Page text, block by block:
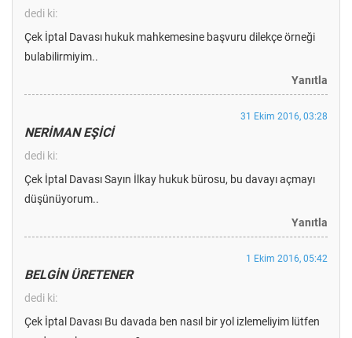
dedi ki:
Çek İptal Davası hukuk mahkemesine başvuru dilekçe örneği
bulabilirmiyim..
Yanıtla
NERİMAN EŞİCİ
dedi ki:
31 Ekim 2016, 03:28
Çek İptal Davası Sayın İlkay hukuk bürosu, bu davayı açmayı
düşünüyorum..
Yanıtla
BELGİN ÜRETENER
dedi ki:
1 Ekim 2016, 05:42
Çek İptal Davası Bu davada ben nasıl bir yol izlemeliyim lütfen